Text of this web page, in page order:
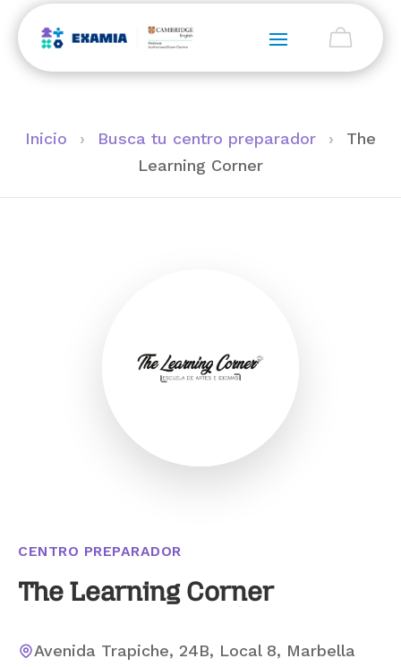
Inicio › Busca tu centro preparador ›
The
Learning Corner
CENTRO PREPARADOR
The Learning Corner
Avenida Trapiche, 24B, Local 8, Marbella